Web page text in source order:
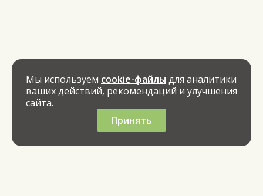
Мы используем cookie-файлы для аналитики
ваших действий, рекомендаций и улучшения
сайта.
Принять